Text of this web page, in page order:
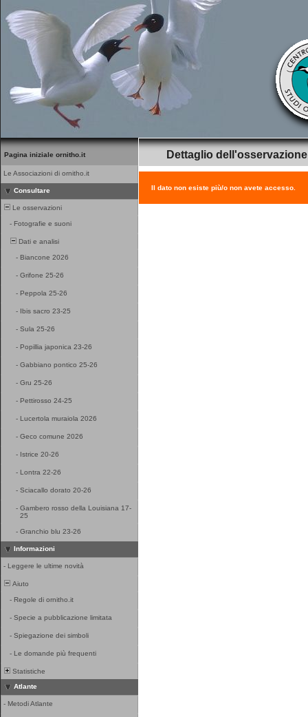
Pagina iniziale ornitho.it
Le Associazioni di ornitho.it
Consultare
Le osservazioni
- Fotografie e suoni
Dati e analisi
- Biancone 2026
- Grifone 25-26
- Peppola 25-26
- Ibis sacro 23-25
- Sula 25-26
- Popillia japonica 23-26
- Gabbiano pontico 25-26
- Gru 25-26
- Pettirosso 24-25
- Lucertola muraiola 2026
- Geco comune 2026
- Istrice 20-26
- Lontra 22-26
- Sciacallo dorato 20-26
- Gambero rosso della Louisiana 17-
25
- Granchio blu 23-26
Informazioni
- Leggere le ultime novità
Aiuto
- Regole di ornitho.it
- Specie a pubblicazione limitata
- Spiegazione dei simboli
- Le domande più frequenti
Statistiche
Atlante
- Metodi Atlante
Dettaglio dell'osservazione
Il dato non esiste più/o non avete accesso.